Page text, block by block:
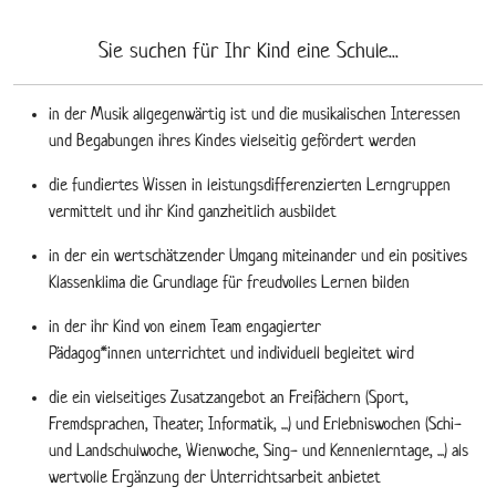
Sie suchen für Ihr Kind eine Schule...
in der Musik allgegenwärtig ist und die musikalischen Interessen
und Begabungen ihres Kindes vielseitig gefördert werden
die fundiertes Wissen in leistungsdifferenzierten Lerngruppen
vermittelt und ihr Kind ganzheitlich ausbildet
in der ein wertschätzender Umgang miteinander und ein positives
Klassenklima die Grundlage für freudvolles Lernen bilden
in der ihr Kind von einem Team engagierter
Pädagog*innen unterrichtet und individuell begleitet wird
die ein vielseitiges Zusatzangebot an Freifächern (Sport,
Fremdsprachen, Theater, Informatik, ...) und Erlebniswochen (Schi-
und Landschulwoche, Wienwoche, Sing- und Kennenlerntage, ...) als
wertvolle Ergänzung der Unterrichtsarbeit anbietet